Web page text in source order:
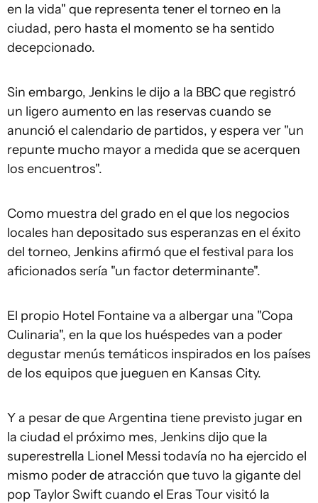
en la vida" que representa tener el torneo en la
ciudad, pero hasta el momento se ha sentido
decepcionado.
Sin embargo, Jenkins le dijo a la BBC que registró
un ligero aumento en las reservas cuando se
anunció el calendario de partidos, y espera ver "un
repunte mucho mayor a medida que se acerquen
los encuentros".
Como muestra del grado en el que los negocios
locales han depositado sus esperanzas en el éxito
del torneo, Jenkins afirmó que el festival para los
aficionados sería "un factor determinante".
El propio Hotel Fontaine va a albergar una "Copa
Culinaria", en la que los huéspedes van a poder
degustar menús temáticos inspirados en los países
de los equipos que jueguen en Kansas City.
Y a pesar de que Argentina tiene previsto jugar en
la ciudad el próximo mes, Jenkins dijo que la
superestrella Lionel Messi todavía no ha ejercido el
mismo poder de atracción que tuvo la gigante del
pop Taylor Swift cuando el Eras Tour visitó la